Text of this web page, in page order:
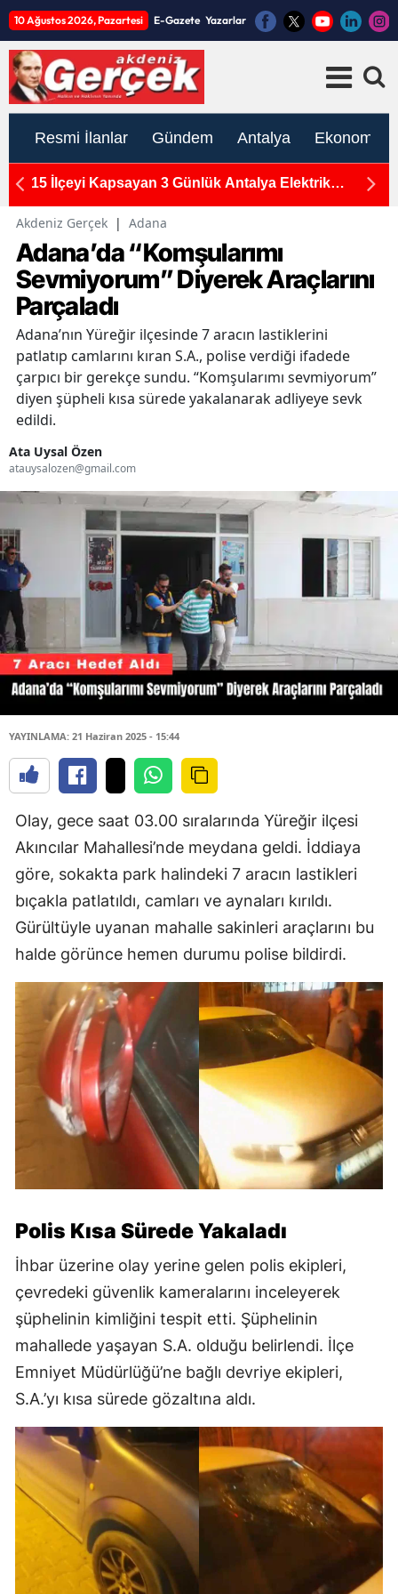
10 Ağustos 2026, Pazartesi E-Gazete Yazarlar
Resmi İlanlar Gündem Antalya Ekonomi
15 İlçeyi Kapsayan 3 Günlük Antalya Elektrik
Akdeniz Gerçek | Adana
Adana’da “Komşularımı
Sevmiyorum” Diyerek Araçlarını
Parçaladı
Adana’nın Yüreğir ilçesinde 7 aracın lastiklerini
patlatıp camlarını kıran S.A., polise verdiği ifadede
çarpıcı bir gerekçe sundu. “Komşularımı sevmiyorum”
diyen şüpheli kısa sürede yakalanarak adliyeye sevk
edildi.
Ata Uysal Özen
atauysalozen@gmail.com
YAYINLAMA: 21 Haziran 2025 - 15:44
Olay, gece saat 03.00 sıralarında Yüreğir ilçesi
Akıncılar Mahallesi’nde meydana geldi. İddiaya
göre, sokakta park halindeki 7 aracın lastikleri
bıçakla patlatıldı, camları ve aynaları kırıldı.
Gürültüyle uyanan mahalle sakinleri araçlarını bu
halde görünce hemen durumu polise bildirdi.
Polis Kısa Sürede Yakaladı
İhbar üzerine olay yerine gelen polis ekipleri,
çevredeki güvenlik kameralarını inceleyerek
şüphelinin kimliğini tespit etti. Şüphelinin
mahallede yaşayan S.A. olduğu belirlendi. İlçe
Emniyet Müdürlüğü’ne bağlı devriye ekipleri,
S.A.’yı kısa sürede gözaltına aldı.